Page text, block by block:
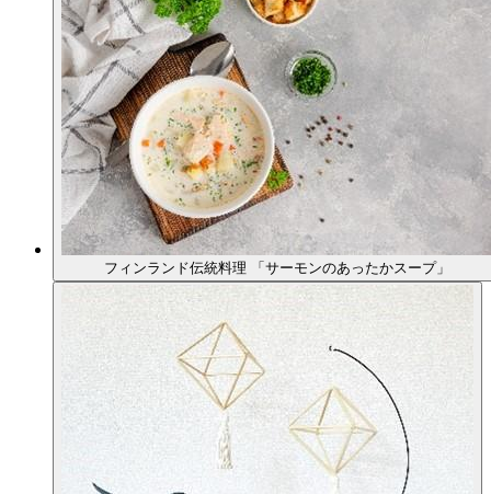
フィンランド伝統料理 「サーモンのあったかスープ」